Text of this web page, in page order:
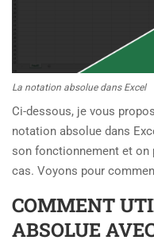
La notation absolue dans Excel
Ci-dessous, je vous
notation absolue dans
son fonctionnement et on
cas. Voyons pour
COMMENT
ABSOLUE